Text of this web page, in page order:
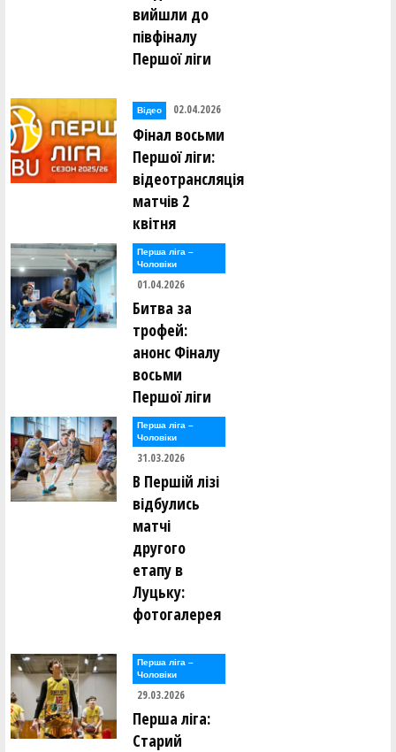
вийшли до
півфіналу
Першої ліги
Відео 02.04.2026
Фінал восьми
Першої ліги:
відеотрансляція
матчів 2
квітня
Перша лiга –
Чоловiки
01.04.2026
Битва за
трофей:
анонс Фіналу
восьми
Першої ліги
Перша лiга –
Чоловiки
31.03.2026
В Першій лізі
відбулись
матчі
другого
етапу в
Луцьку:
фотогалерея
Перша лiга –
Чоловiки
29.03.2026
Перша ліга:
Старий